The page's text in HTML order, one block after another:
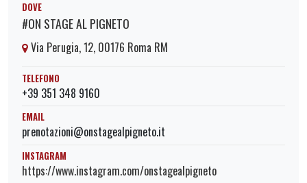
DOVE
#ON STAGE AL PIGNETO
Via Perugia, 12, 00176 Roma RM
TELEFONO
+39 351 348 9160
EMAIL
prenotazioni@onstagealpigneto.it
INSTAGRAM
https://www.instagram.com/onstagealpigneto